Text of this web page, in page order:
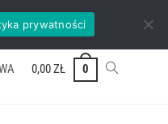
TEL. 600 352 938
0,00ZŁ 0
prywatności